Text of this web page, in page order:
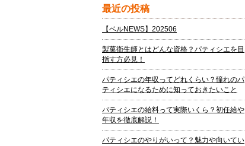
最近の投稿
【ベルNEWS】202506
製菓衛生師とはどんな資格？パティシエを目
指す方必見！
パティシエの年収ってどれくらい？憧れのパ
ティシエになるために知っておきたいこと
パティシエの給料って実際いくら？初任給や
年収を徹底解説！
パティシエのやりがいって？魅力や向いてい